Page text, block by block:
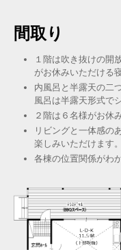
間取り
１階は吹き抜けの開
がお休みいただける寝
内風呂と半露天の二
風呂は半露天形式で
２階は６名様がお休
リビングと一体感の
楽しみいただけます。
各棟の位置関係がわ